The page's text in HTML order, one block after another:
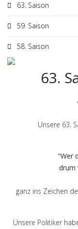
63. Saison
59. Saison
58. Saison
63.
Unsere 63.
"Wer
drum
ganz ins Zeichen
Unsere Politiker